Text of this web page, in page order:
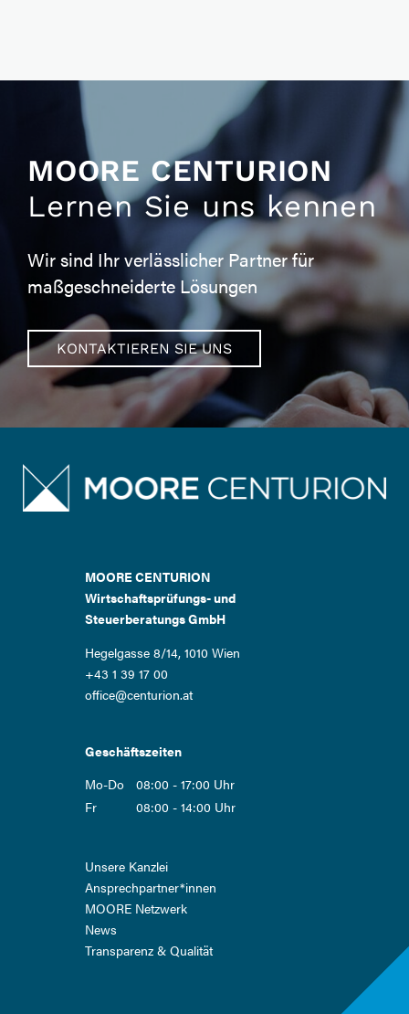
MOORE CENTURION
Lernen Sie uns kennen
Wir sind Ihr verlässlicher Partner für
maßgeschneiderte Lösungen
KONTAKTIEREN SIE UNS
MOORE CENTURION
Wirtschaftsprüfungs- und
Steuerberatungs GmbH
Hegelgasse 8/14, 1010 Wien
+43 1 39 17 00
office@centurion.at
Geschäftszeiten
Mo-Do
08:00 - 17:00 Uhr
Fr
08:00 - 14:00 Uhr
Navigation
überspringen
Unsere Kanzlei
Ansprech­partner*innen
MOORE Netzwerk
News
Transparenz & Qualität